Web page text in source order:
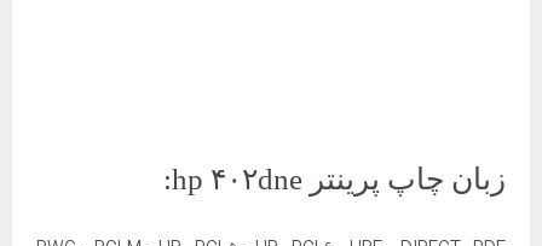
زبان چاپ پرینتر hp ۴۰۲dne: